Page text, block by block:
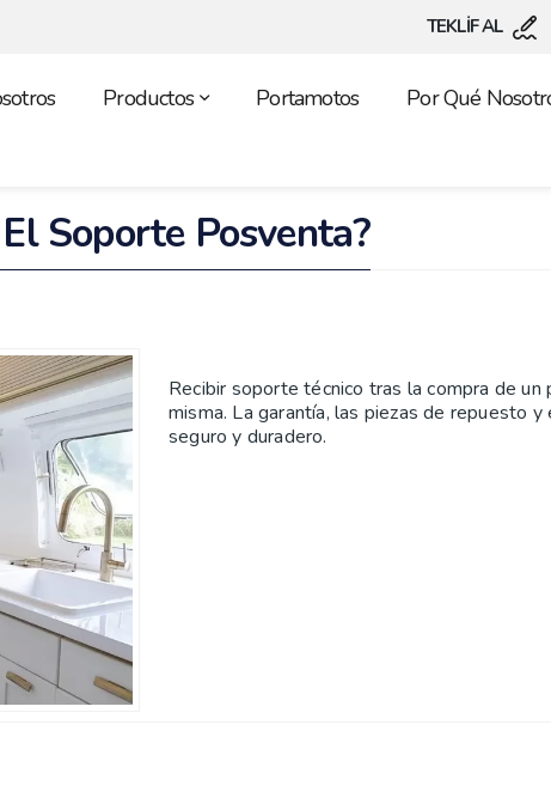
TEKLİF AL
Productos Portamotos Por Qué
Soporte Posventa?
Recibir soporte técnico tras la compra de
misma. La garantía, las piezas de repuesto
seguro y duradero.